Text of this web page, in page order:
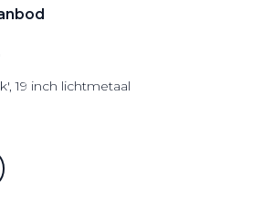
dak
19 inch lichtmetaal